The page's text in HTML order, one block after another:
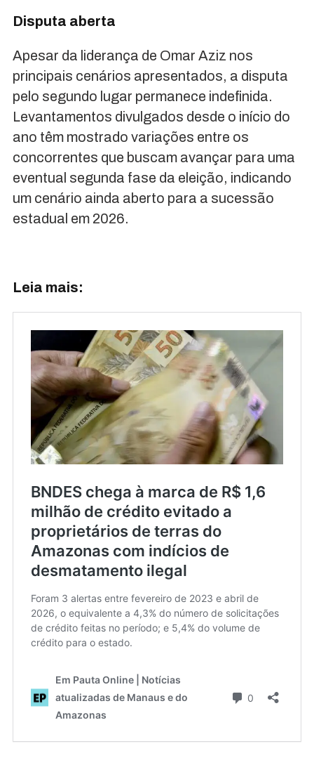
Disputa aberta
Apesar da liderança de Omar Aziz nos
principais cenários apresentados, a disputa
pelo segundo lugar permanece indefinida.
Levantamentos divulgados desde o início do
ano têm mostrado variações entre os
concorrentes que buscam avançar para uma
eventual segunda fase da eleição, indicando
um cenário ainda aberto para a sucessão
estadual em 2026.
Leia mais: